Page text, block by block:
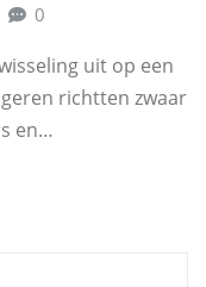
0
uit op een
richtten zwaar
en…